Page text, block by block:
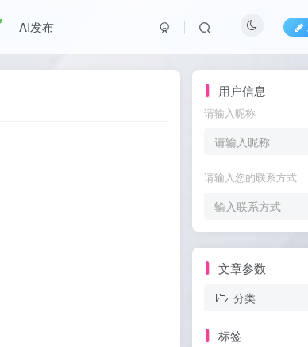
AI发布
用户信息
请输入昵称
请输入您的联系方式
文章参数
分类
标签